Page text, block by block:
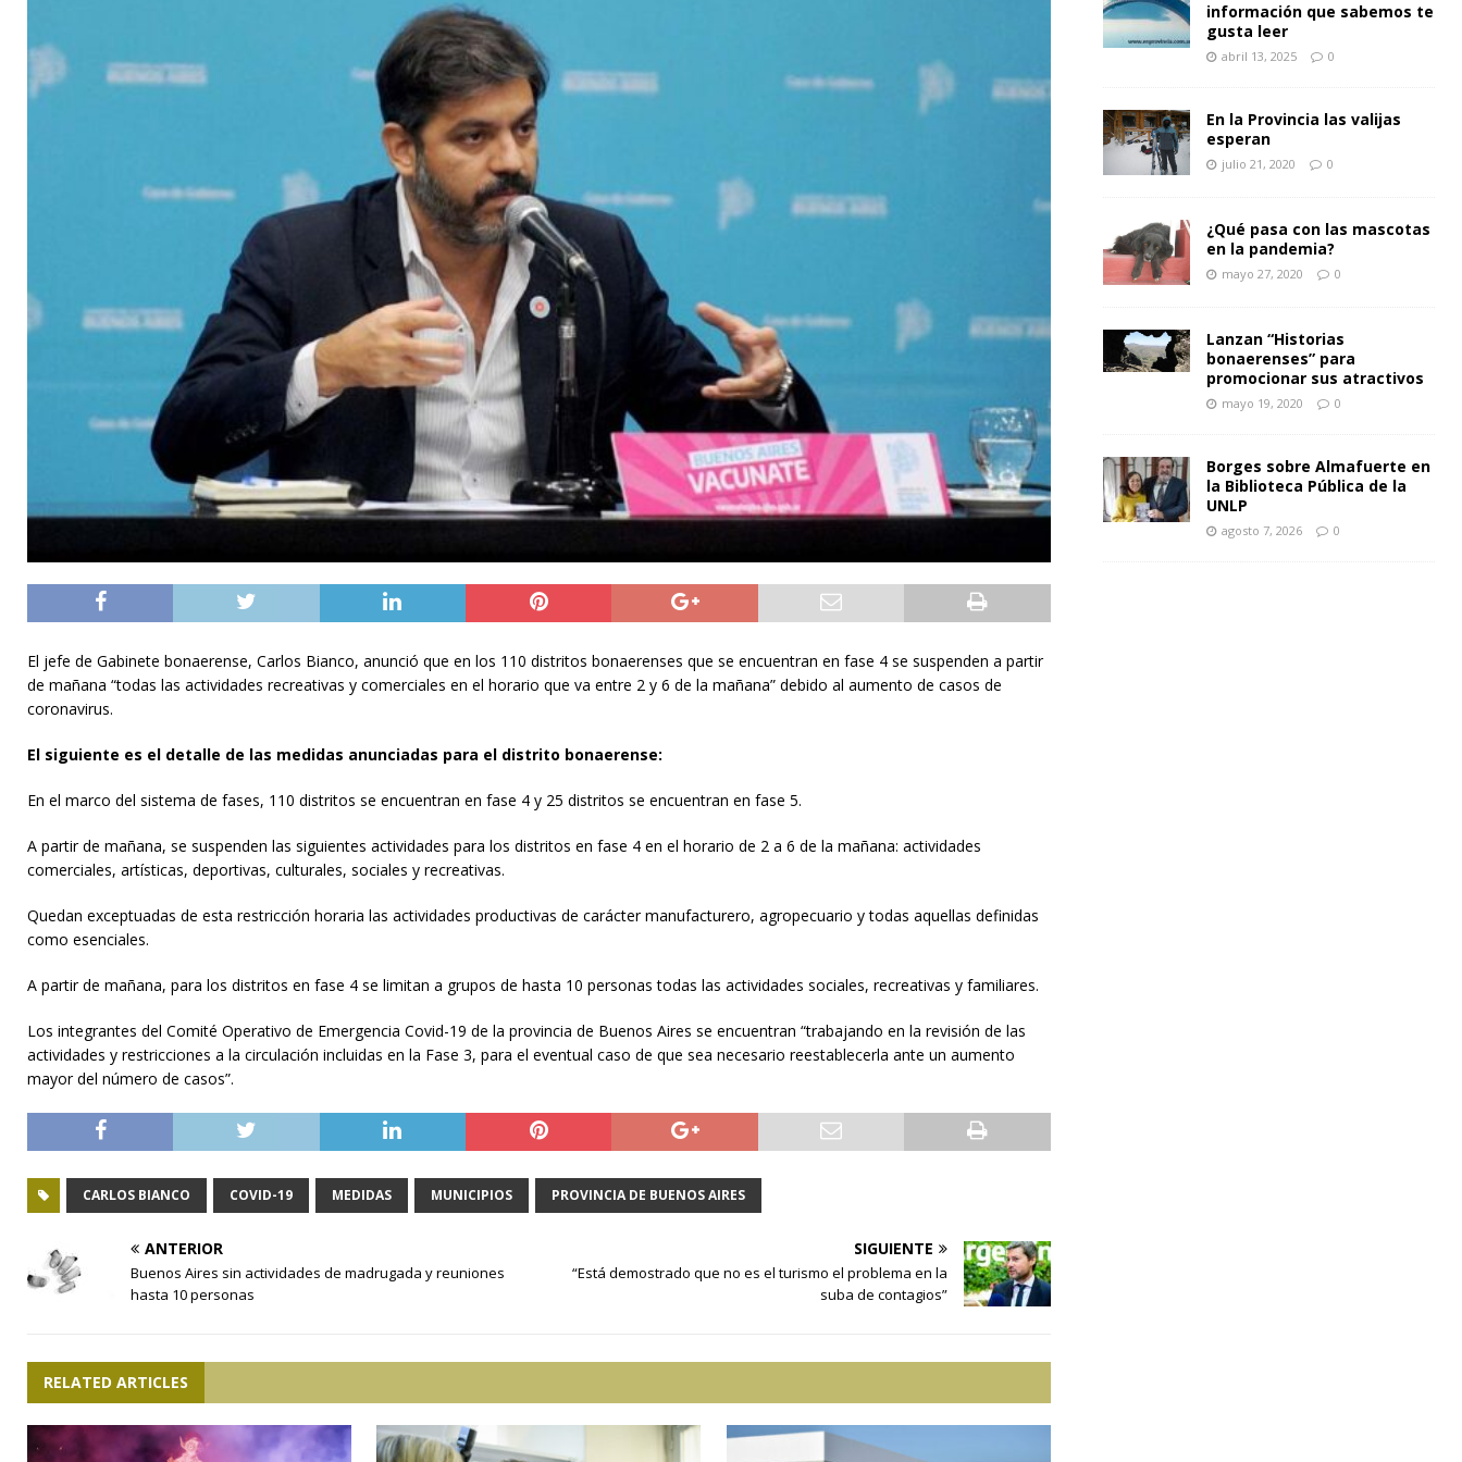
El jefe de Gabinete bonaerense, Carlos Bianco, anunció que en los 110 distritos bonaerenses que se encuentran en fase 4 se suspenden a partir
de mañana “todas las actividades recreativas y comerciales en el horario que va entre 2 y 6 de la mañana” debido al aumento de casos de
coronavirus.
El siguiente es el detalle de las medidas anunciadas para el distrito bonaerense:
En el marco del sistema de fases, 110 distritos se encuentran en fase 4 y 25 distritos se encuentran en fase 5.
A partir de mañana, se suspenden las siguientes actividades para los distritos en fase 4 en el horario de 2 a 6 de la mañana: actividades
comerciales, artísticas, deportivas, culturales, sociales y recreativas.
Quedan exceptuadas de esta restricción horaria las actividades productivas de carácter manufacturero, agropecuario y todas aquellas definidas
como esenciales.
A partir de mañana, para los distritos en fase 4 se limitan a grupos de hasta 10 personas todas las actividades sociales, recreativas y familiares.
Los integrantes del Comité Operativo de Emergencia Covid-19 de la provincia de Buenos Aires se encuentran “trabajando en la revisión de las
actividades y restricciones a la circulación incluidas en la Fase 3, para el eventual caso de que sea necesario reestablecerla ante un aumento
mayor del número de casos”.
CARLOS BIANCO COVID-19 MEDIDAS MUNICIPIOS PROVINCIA DE BUENOS AIRES
ANTERIOR
Buenos Aires sin actividades de madrugada y reuniones
hasta 10 personas
SIGUIENTE
“Está demostrado que no es el turismo el problema en la
suba de contagios”
RELATED ARTICLES
información que sabemos te
gusta leer
abril 13, 2025 0
En la Provincia las valijas
esperan
julio 21, 2020 0
¿Qué pasa con las mascotas
en la pandemia?
mayo 27, 2020 0
Lanzan “Historias
bonaerenses” para
promocionar sus atractivos
mayo 19, 2020 0
Borges sobre Almafuerte en
la Biblioteca Pública de la
UNLP
agosto 7, 2026 0